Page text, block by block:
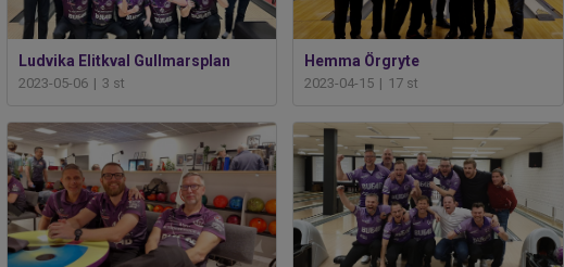
Ludvika Elitkval Gullmarsplan
2023-05-06 | 3 st
Hemma Örgryte
2023-04-15 | 17 st